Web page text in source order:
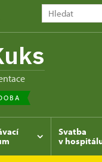
Svatba
v